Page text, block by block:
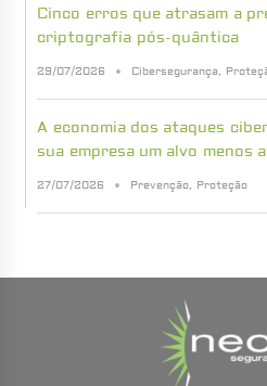
Cinco erros que atrasam a
criptografia pós-quântica
29/07/2026 Cibersegurança
A economia dos ataques
sua empresa um alvo menos
27/07/2026 Prevenção Proteção